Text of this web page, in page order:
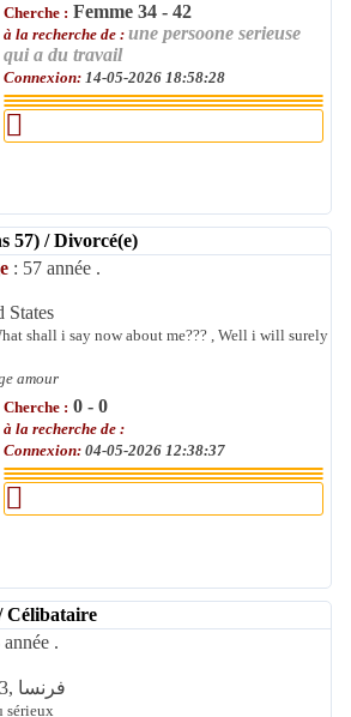
Cherche : Femme 34 - 42
à la recherche de : une persoone serieuse
qui a du travail
Connexion: 14-05-2026 18:58:28
57) / Divorcé(e)
: 57 année .
States
shall i say now about me??? , Well i will surely
amour
Cherche : 0 - 0
à la recherche de :
Connexion: 04-05-2026 12:38:37
Célibataire
année .
Haute-Loire-43, فرنسا
sérieux